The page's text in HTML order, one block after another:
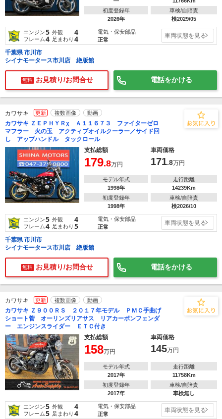
初度登録年
2026年
車検/自賠責
検2029/05
エンジン5 外観 4
フレーム4 足まわり 4
電気・保安部品
正常
車両状態を見る
千葉県 市川市
シイナモータース市川店 絶版館
無料 お見積り/お問合せ 電話をかける
カワサキ 更新 複数画像 動画
カワサキ ＺＥＰＨＹＲχ Ａ１１６７３ ファイターゼロ
マフラー 火の玉 アクティブオイルクーラー／サイド回
し アップハンドル タックロール
支払総額
車両価格
179.8万円 171.8万円
モデル年式
1998年
走行距離
14239Km
初度登録年
1998年
車検/自賠責
検2026/10
エンジン5 外観 4
フレーム4 足まわり 5
電気・保安部品
正常
車両状態を見る
千葉県 市川市
シイナモータース市川店 絶版館
無料 お見積り/お問合せ 電話をかける
カワサキ 更新 複数画像 動画
カワサキ Ｚ９００ＲＳ ２０１７年モデル ＰＭＣ手曲げ
ショート菅 オーリンズリアサス リアカーボンフェンダ
ー エンジンスライダー ＥＴＣ付き
支払総額
車両価格
158万円 145万円
モデル年式
2017年
走行距離
11758Km
初度登録年
2017年
車検/自賠責
車検無し
エンジン5 外観 4
フレーム5 足まわり 4
電気・保安部品
正常
車両状態を見る